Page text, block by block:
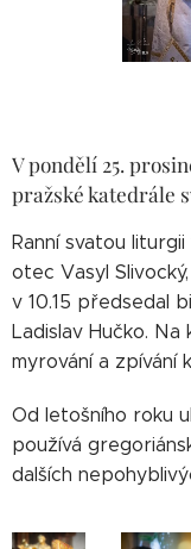
V pondělí 25.
pražské katedrále
Ranní svatou
otec Vasyl
v 10.15 předsedal
Ladislav Hučko.
myrování a zpívání
Od letošního roku
používá
dalších